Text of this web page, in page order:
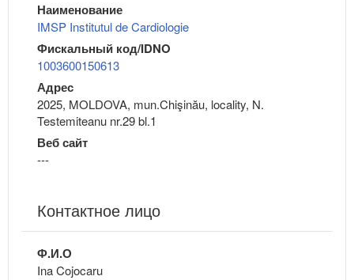
Наименование
IMSP Institutul de Cardiologie
Фискальный код/IDNO
1003600150613
Адрес
2025, MOLDOVA, mun.Chişinău, locality, N.
Testemiteanu nr.29 bl.1
Веб сайт
---
Контактное лицо
Ф.И.О
Ina Cojocaru